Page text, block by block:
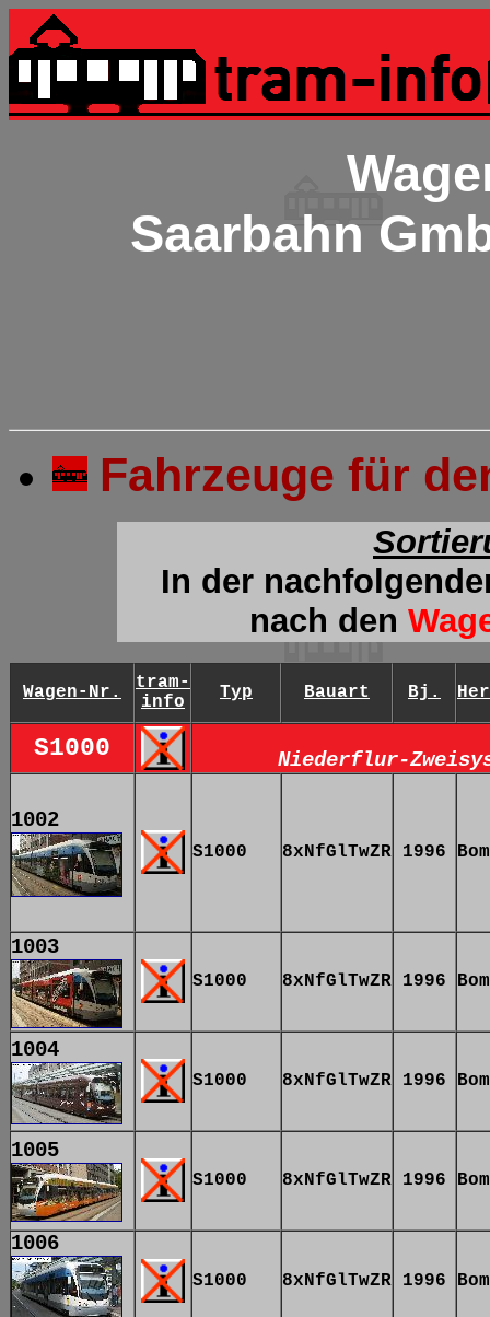
Saarbahn
Fahrzeuge für
In der
nach den
Wagen-Nr.
tram-
info
Typ Bauart Bj.
S1000 Niederflur-
1002
S1000 8xNfGlTwZR 1996
1003
S1000 8xNfGlTwZR 1996
1004
S1000 8xNfGlTwZR 1996
1005
S1000 8xNfGlTwZR 1996
1006
S1000 8xNfGlTwZR 1996